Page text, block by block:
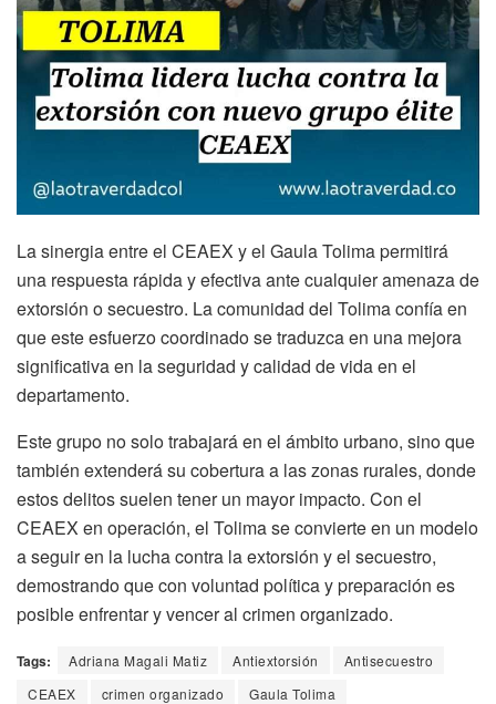
La sinergia entre el CEAEX y el Gaula Tolima permitirá
una respuesta rápida y efectiva ante cualquier amenaza de
extorsión o secuestro. La comunidad del Tolima confía en
que este esfuerzo coordinado se traduzca en una mejora
significativa en la seguridad y calidad de vida en el
departamento.
Este grupo no solo trabajará en el ámbito urbano, sino que
también extenderá su cobertura a las zonas rurales, donde
estos delitos suelen tener un mayor impacto. Con el
CEAEX en operación, el Tolima se convierte en un modelo
a seguir en la lucha contra la extorsión y el secuestro,
demostrando que con voluntad política y preparación es
posible enfrentar y vencer al crimen organizado.
Tags: Adriana Magali Matiz Antiextorsión
Antisecuestro
CEAEX
crimen organizado
Gaula Tolima